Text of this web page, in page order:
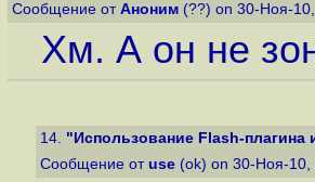
Сообщение от Аноним (??) on 30-Ноя-
Хм. А он не
14. "Использование Flash-плагина
Сообщение от use (ok) on 30-Ноя-10,